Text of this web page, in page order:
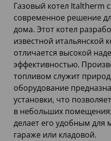
Газовый котел Italtherm
современное решение
дома. Этот котел
известной итальянской
отличается высокой
эффективностью.
топливом служит
оборудование
установки, что
в небольших
делает его удобным для
гараже или кладовой.